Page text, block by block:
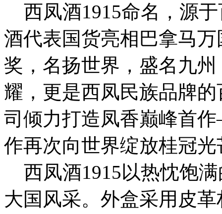
西凤酒1915命名，源
酒代表国货亮相巴拿马
奖，名扬世界，盛名九
耀，更是西凤民族品牌
司倾力打造凤香巅峰首
作再次向世界绽放桂冠光
西凤酒1915以热忱饱
大国风采。外盒采用皮